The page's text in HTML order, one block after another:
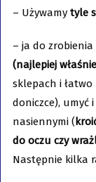
– Używamy tyle
– ja do
(najlepiej
sklepach i
doniczce), umyć
nasiennymi (
do oczu czy
Następnie kilka